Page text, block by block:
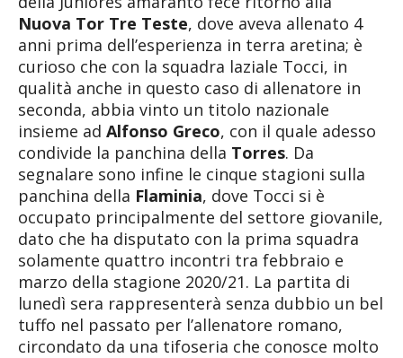
Nuova Tor Tre Teste, dove aveva allenato 4
anni prima dell’esperienza in terra aretina; è
curioso che con la squadra laziale Tocci, in
qualità anche in questo caso di allenatore in
seconda, abbia vinto un titolo nazionale
insieme ad Alfonso Greco, con il quale adesso
condivide la panchina della Torres. Da
segnalare sono infine le cinque stagioni sulla
panchina della Flaminia, dove Tocci si è
occupato principalmente del settore giovanile,
dato che ha disputato con la prima squadra
solamente quattro incontri tra febbraio e
marzo della stagione 2020/21. La partita di
lunedì sera rappresenterà senza dubbio un bel
tuffo nel passato per l’allenatore romano,
circondato da una tifoseria che conosce molto